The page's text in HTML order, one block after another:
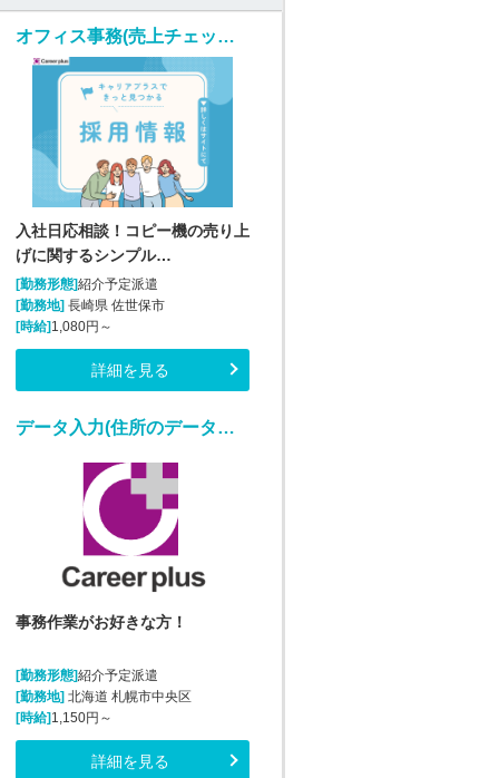
オフィス事務(売上チェック事務/入社日応相談/土日祝休み)
入社日応相談！コピー機の売り上
げに関するシンプル…
[勤務形態]紹介予定派遣
[勤務地] 長崎県 佐世保市
[時給] 1,080円～
詳細を見る
データ入力(住所のデータ入力・補正業務)
事務作業がお好きな方！
[勤務形態]紹介予定派遣
[勤務地] 北海道 札幌市中央区
[時給] 1,150円～
詳細を見る